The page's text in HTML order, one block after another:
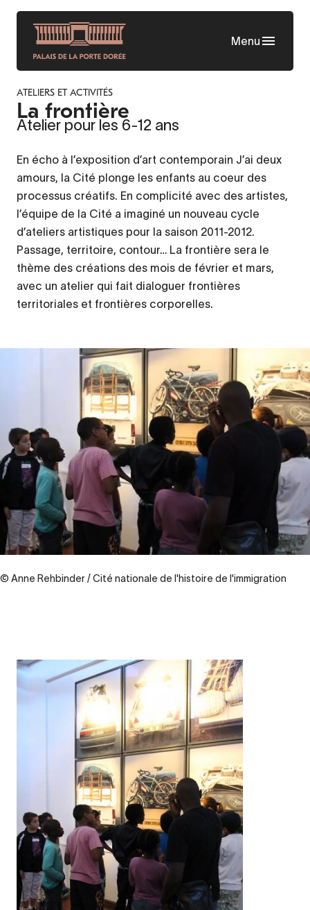
Skip
content
Menu
ATELIERS ET ACTIVITÉS
La frontière
Atelier pour les 6-12 ans
En écho à l’exposition d’art contemporain J’ai deux
amours, la Cité plonge les enfants au coeur des
processus créatifs. En complicité avec des artistes,
l’équipe de la Cité a imaginé un nouveau cycle
d’ateliers artistiques pour la saison 2011-2012.
Passage, territoire, contour… La frontière sera le
thème des créations des mois de février et mars,
avec un atelier qui fait dialoguer frontières
territoriales et frontières corporelles.
© Anne Rehbinder / Cité nationale de l'histoire de l'immigration